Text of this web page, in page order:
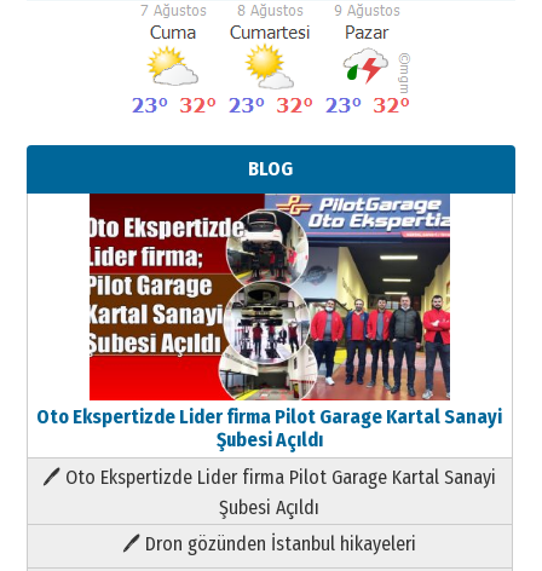
BLOG
Oto Ekspertizde Lider firma Pilot Garage Kartal Sanayi
Şubesi Açıldı
🖊 Oto Ekspertizde Lider firma Pilot Garage Kartal Sanayi
Şubesi Açıldı
🖊 Dron gözünden İstanbul hikayeleri